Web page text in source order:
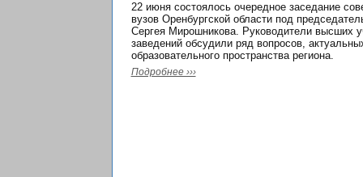
22 июня состоялось очередное заседание
вузов Оренбургской области под
Сергея Мирошникова. Руководители высших
заведений обсудили ряд вопросов,
образовательного пространства региона.
Подробнее ›››